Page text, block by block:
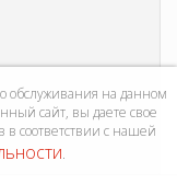
обслуживания на данном
сайт, вы даете свое
в соответствии с нашей
.